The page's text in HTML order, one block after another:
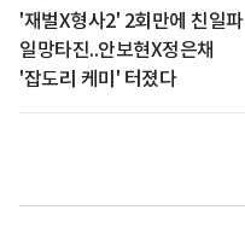
'재벌X형사2' 2회만에 친일파
일망타진..안보현X정은채
'잡도리 케미' 터졌다